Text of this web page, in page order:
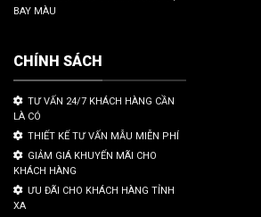
BAY MÀU
CHÍNH SÁCH
TƯ VẤN 24/7 KHÁCH HÀNG CẦN
LÀ CÓ
THIẾT KẾ TƯ VẤN MẪU MIỄN PHÍ
GIẢM GIÁ KHUYẾN MÃI CHO
KHÁCH HÀNG
ƯU ĐÃI CHO KHÁCH HÀNG TỈNH
XA